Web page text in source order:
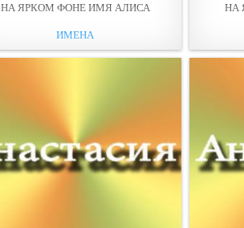
НА ЯРКОМ ФОНЕ ИМЯ АЛИСА
ИМЕНА
НА